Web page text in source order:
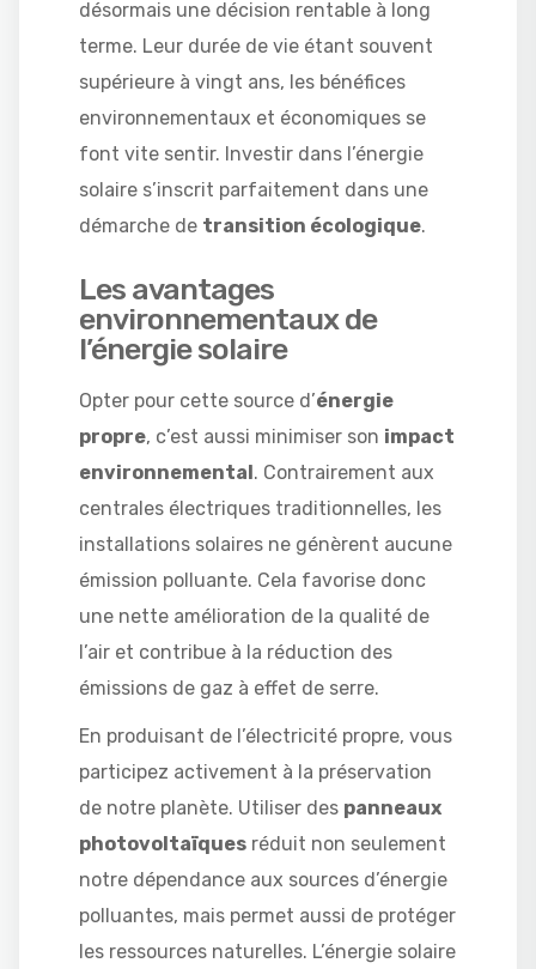
désormais une décision rentable à long
terme. Leur durée de vie étant souvent
supérieure à vingt ans, les bénéfices
environnementaux et économiques se
font vite sentir. Investir dans l’énergie
solaire s’inscrit parfaitement dans une
démarche de transition écologique.
Les avantages
environnementaux de
l’énergie solaire
Opter pour cette source d’énergie
propre, c’est aussi minimiser son impact
environnemental. Contrairement aux
centrales électriques traditionnelles, les
installations solaires ne génèrent aucune
émission polluante. Cela favorise donc
une nette amélioration de la qualité de
l’air et contribue à la réduction des
émissions de gaz à effet de serre.
En produisant de l’électricité propre, vous
participez activement à la préservation
de notre planète. Utiliser des panneaux
photovoltaïques réduit non seulement
notre dépendance aux sources d’énergie
polluantes, mais permet aussi de protéger
les ressources naturelles. L’énergie solaire